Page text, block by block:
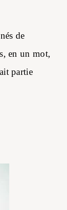
de
en un mot,
partie